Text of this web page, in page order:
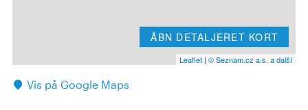
ÅBN DETALJERET KORT
Leaflet | © Seznam.cz a.s. a další
Vis på Google Maps